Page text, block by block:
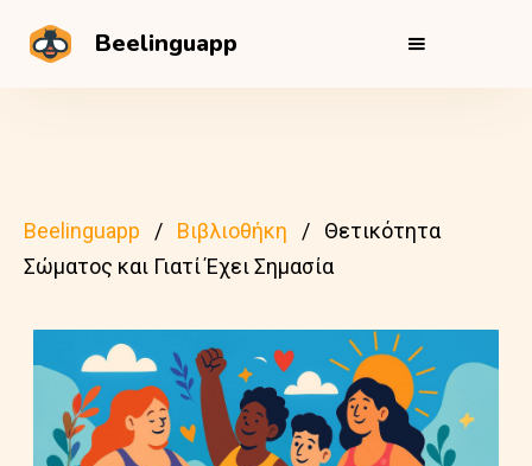
Beelinguapp
Beelinguapp Βιβλιοθήκη
Θετικότητα
Σώματος και Γιατί Έχει Σημασία